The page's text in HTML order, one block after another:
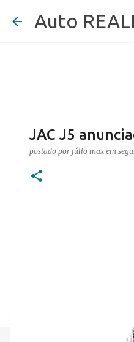
Auto
JAC J5
postado por júlio max em